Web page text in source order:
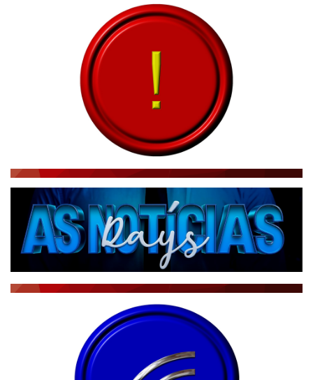
NOTÍCIAS AO MINUTO
ACONTECEU...VIROU MANCHETE!
BLOGS & COLUNAS
PODCAST - PONTO DE VISTA
BRASIL DE FATO - ÚLTIMAS NOTÍCIAS